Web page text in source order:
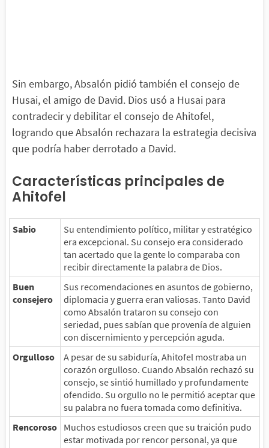
Sin embargo, Absalón pidió también el consejo de
Husai, el amigo de David. Dios usó a Husai para
contradecir y debilitar el consejo de Ahitofel,
logrando que Absalón rechazara la estrategia decisiva
que podría haber derrotado a David.
Características principales de
Ahitofel
Sabio
Su entendimiento político, militar y estratégico
era excepcional. Su consejo era considerado
tan acertado que la gente lo comparaba con
recibir directamente la palabra de Dios.
Buen
consejero
Sus recomendaciones en asuntos de gobierno,
diplomacia y guerra eran valiosas. Tanto David
como Absalón trataron su consejo con
seriedad, pues sabían que provenía de alguien
con discernimiento y percepción aguda.
Orgulloso
A pesar de su sabiduría, Ahitofel mostraba un
corazón orgulloso. Cuando Absalón rechazó su
consejo, se sintió humillado y profundamente
ofendido. Su orgullo no le permitió aceptar que
su palabra no fuera tomada como definitiva.
Rencoroso Muchos estudiosos creen que su traición pudo
estar motivada por rencor personal, ya que